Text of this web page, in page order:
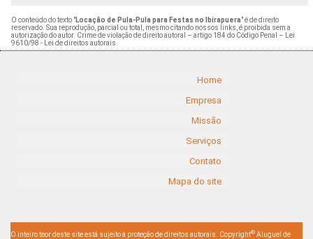
O conteúdo do texto "Locação de Pula-Pula para Festas no Ibirapuera" é de direito
reservado. Sua reprodução, parcial ou total, mesmo citando nossos links, é proibida sem a
autorização do autor. Crime de violação de direito autoral – artigo 184 do Código Penal – Lei
9610/98 - Lei de direitos autorais.
Home
Empresa
Missão
Serviços
Contato
Mapa do site
O inteiro teor deste site está sujeito à proteção de direitos autorais. Copyright© Aluguel de